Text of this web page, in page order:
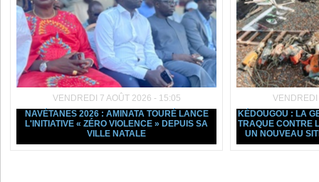
VENDREDI 7 AOÛT 2026 - 15:05
NAVÉTANES 2026 : AMINATA TOURÉ LANCE
L'INITIATIVE « ZÉRO VIOLENCE » DEPUIS SA
VILLE NATALE
KÉDOUGOU : LA
TRAQUE CONTRE
UN NOUVEAU